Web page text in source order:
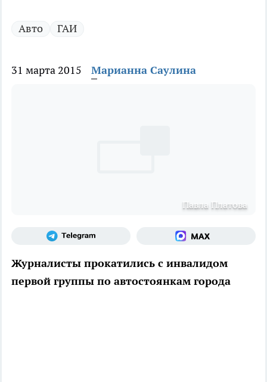
Авто ГАИ
31 марта 2015 Марианна Саулина
Павла Платова
Журналисты прокатились с инвалидом
первой группы по автостоянкам города